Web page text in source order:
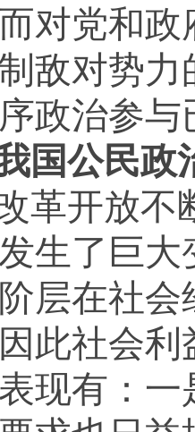
对党和
敌对势
政治参
国公民政
革开放不
生了巨
层在社
此社会
现有：